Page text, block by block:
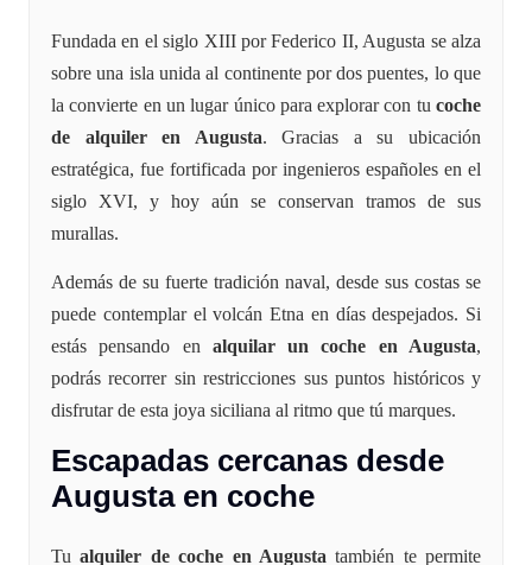
Fundada en el siglo XIII por Federico II, Augusta se alza
sobre una isla unida al continente por dos puentes, lo que
la convierte en un lugar único para explorar con tu coche
de alquiler en Augusta. Gracias a su ubicación
estratégica, fue fortificada por ingenieros españoles en el
siglo XVI, y hoy aún se conservan tramos de sus
murallas.
Además de su fuerte tradición naval, desde sus costas se
puede contemplar el volcán Etna en días despejados. Si
estás pensando en alquilar un coche en Augusta,
podrás recorrer sin restricciones sus puntos históricos y
disfrutar de esta joya siciliana al ritmo que tú marques.
Escapadas cercanas desde
Augusta en coche
Tualquiler de coche en Augusta también te permite